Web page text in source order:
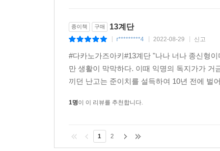
종이책 구매 13계단
r*********4 2022-08-29 신고
#다카노가즈아키#13계단 "나나 너나 종신형
만 생활이 막막하다. 이때 익명의 독지가가
끼던 난고는 준이치를 설득하여 10년 전에 벌
1명이 이 리뷰를 추천합니다.
1 2